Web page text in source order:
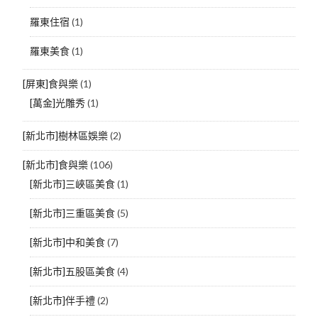
羅東住宿 (1)
羅東美食(1)
[屏東]食與樂(1)
[萬金]光雕秀(1)
[新北市]樹林區娛樂(2)
[新北市]食與樂(106)
[新北市]三峽區美食(1)
[新北市]三重區美食(5)
[新北市]中和美食(7)
[新北市]五股區美食(4)
[新北市]伴手禮(2)